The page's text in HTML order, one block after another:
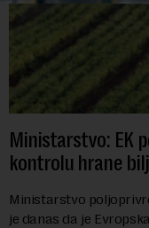
Ministarstvo: EK
kontrolu hrane
Ministarstvo
je danas da je